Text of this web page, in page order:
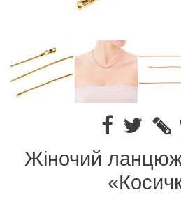
Жіночий